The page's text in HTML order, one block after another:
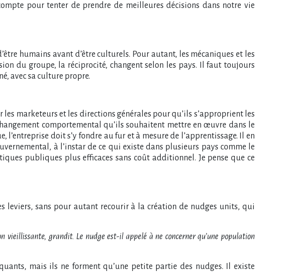
pour tenter de prendre de meilleures décisions dans notre vie
humains avant d’être culturels. Pour autant, les mécaniques et les
du groupe, la réciprocité, changent selon les pays. Il faut toujours
avec sa culture propre.
les marketeurs et les directions générales pour qu’ils s’approprient les
comportemental qu’ils souhaitent mettre en œuvre dans le
l’entreprise doit s’y fondre au fur et à mesure de l’apprentissage. Il en
à l’instar de ce qui existe dans plusieurs pays comme le
publiques plus efficaces sans coût additionnel. Je pense que ce
leviers, sans pour autant recourir à la création de nudges units, qui
grandit. Le nudge est-il appelé à ne concerner qu’une population
mais ils ne forment qu’une petite partie des nudges. Il existe